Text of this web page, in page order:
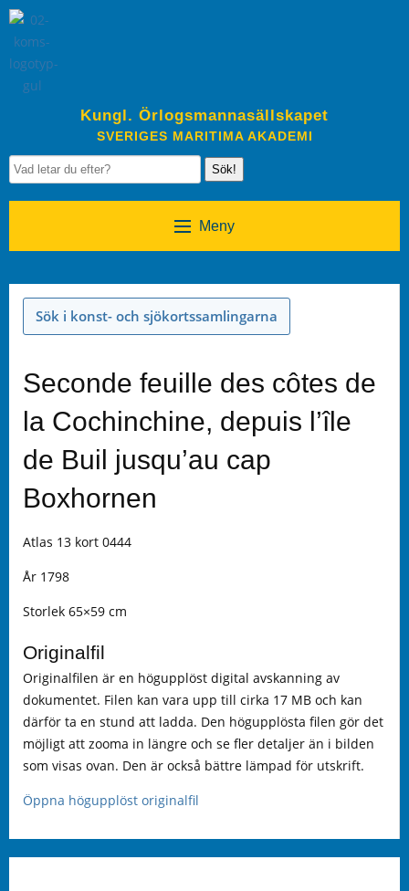
Kungl. Örlogsmannasällskapet
SVERIGES MARITIMA AKADEMI
Sök!
Meny
Sök i konst- och sjökortssamlingarna
Seconde feuille des côtes de
la Cochinchine, depuis l’île
de Buil jusqu’au cap
Boxhornen
Atlas 13 kort 0444
År 1798
Storlek 65×59 cm
Originalfil
Originalfilen är en högupplöst digital avskanning av
dokumentet. Filen kan vara upp till cirka 17 MB och kan
därför ta en stund att ladda. Den högupplösta filen gör det
möjligt att zooma in längre och se fler detaljer än i bilden
som visas ovan. Den är också bättre lämpad för utskrift.
Öppna högupplöst originalfil